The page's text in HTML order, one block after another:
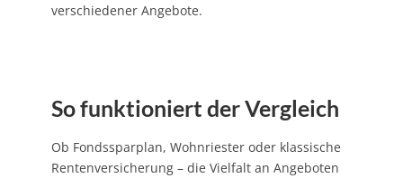
verschiedener Angebote.
So funktioniert der Vergleich
Ob Fondssparplan, Wohnriester oder klassische
Rentenversicherung – die Vielfalt an Angeboten